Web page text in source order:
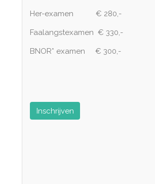
Her-examen € 280,-
Faalangstexamen € 330,-
BNOR* examen € 300,-
Inschrijven